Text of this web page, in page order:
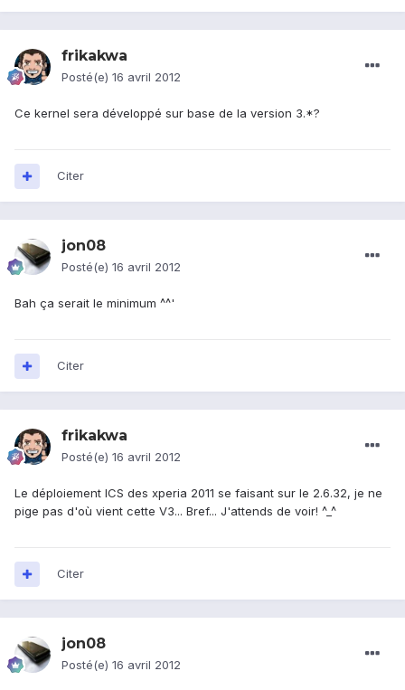
frikakwa
Posté(e) 16 avril 2012
Ce kernel sera développé sur base de la version 3.*?
Citer
jon08
Posté(e) 16 avril 2012
Bah ça serait le minimum ^^'
Citer
frikakwa
Posté(e) 16 avril 2012
Le déploiement ICS des xperia 2011 se faisant sur le 2.6.32, je ne
pige pas d'où vient cette V3... Bref... J'attends de voir! ^_^
Citer
jon08
Posté(e) 16 avril 2012